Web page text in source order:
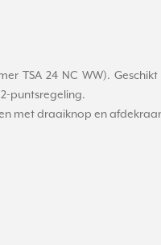
TSA 24 NC WW).
puntsregeling.
met draaiknop en